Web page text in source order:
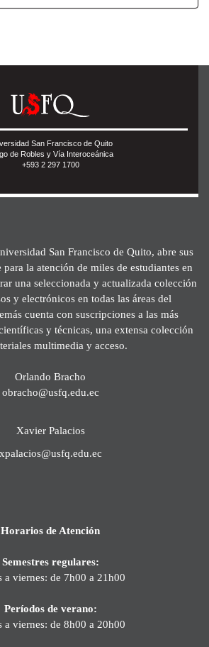
San Francisco de Quito
de Robles y Vía Interoceánica
+593 2 297 1700
San Francisco de Quito, abre sus
la atención de miles de estudiantes en
una seleccionada y actualizada colección
y electrónicos en todas las áreas del
cuenta con suscripciones a las más
y técnicas, una extensa colección
multimedia y acceso.
Orlando Bracho
obracho@usfq.edu.ec
Xavier Palacios
xpalacios@usfq.edu.ec
Horarios de Atención
Semestres regulares:
a viernes: de 7h00 a 21h00
Períodos de verano:
a viernes: de 8h00 a 20h00